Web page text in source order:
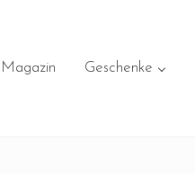
Magazin Geschenke